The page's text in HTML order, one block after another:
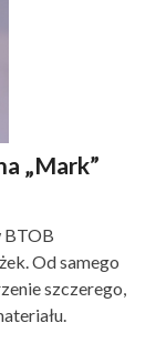
„Mark”
BTOB
Od samego
szczerego,